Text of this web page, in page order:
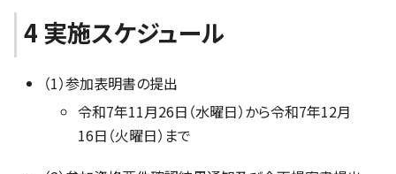
4 実施スケジュール
（1）参加表明書の提出
令和7年11月26日（水曜日）から令和7年12月
16日（火曜日）まで